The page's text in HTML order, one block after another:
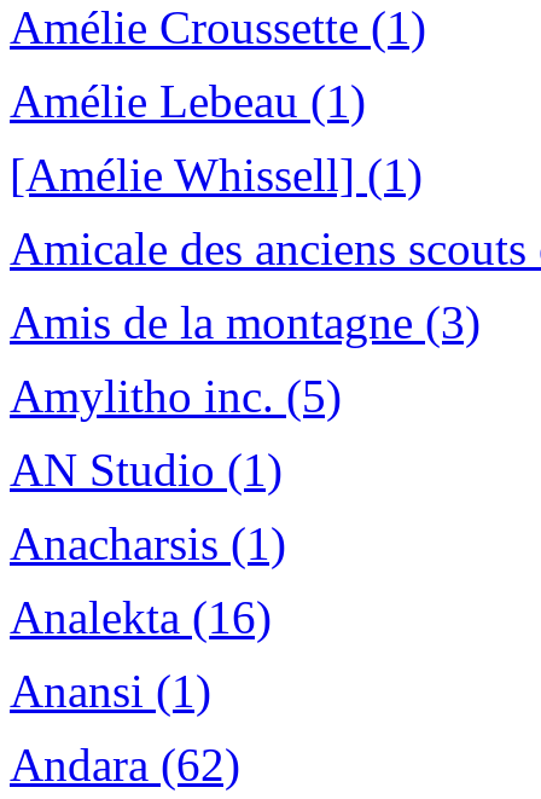
Amélie Croussette (1)
Amélie Lebeau (1)
[Amélie Whissell] (1)
Amicale des anciens
Amis de la montagne (3)
Amylitho inc. (5)
AN Studio (1)
Anacharsis (1)
Analekta (16)
Anansi (1)
Andara (62)